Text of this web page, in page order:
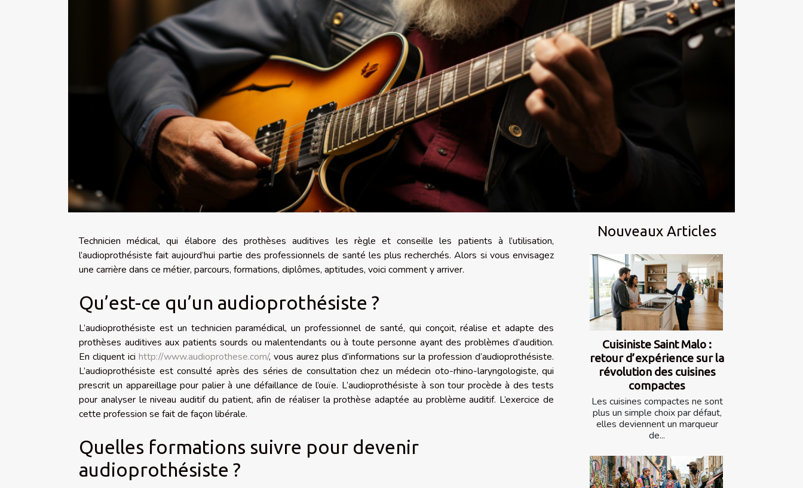
Technicien médical, qui élabore des prothèses auditives les règle et conseille les patients à l’utilisation,
l’audioprothésiste fait aujourd’hui partie des professionnels de santé les plus recherchés. Alors si vous envisagez
une carrière dans ce métier, parcours, formations, diplômes, aptitudes, voici comment y arriver.
Qu’est-ce qu’un audioprothésiste ?
L’audioprothésiste est un technicien paramédical, un professionnel de santé, qui conçoit, réalise et adapte des
prothèses auditives aux patients sourds ou malentendants ou à toute personne ayant des problèmes d’audition.
En cliquent ici http://www.audioprothese.com/, vous aurez plus d’informations sur la profession d’audioprothésiste.
L’audioprothésiste est consulté après des séries de consultation chez un médecin oto-rhino-laryngologiste, qui
prescrit un appareillage pour palier à une défaillance de l’ouïe. L’audioprothésiste à son tour procède à des tests
pour analyser le niveau auditif du patient, afin de réaliser la prothèse adaptée au problème auditif. L’exercice de
cette profession se fait de façon libérale.
Quelles formations suivre pour devenir
audioprothésiste ?
Nouveaux Articles
Cuisiniste Saint Malo :
retour d’expérience sur la
révolution des cuisines
compactes
Les cuisines compactes ne sont
plus un simple choix par défaut,
elles deviennent un marqueur
de...